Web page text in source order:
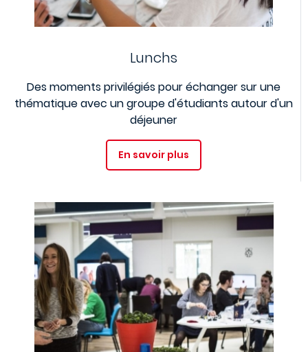
Lunchs
Des moments privilégiés pour échanger sur une
thématique avec un groupe d'étudiants autour d'un
déjeuner
En savoir plus